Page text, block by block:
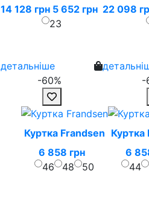
14 128 грн 5 652 грн
23
детальніше
-60%
22 098
-
Куртка Frandsen
6 858 грн
46
48 50
Куртка
6
44